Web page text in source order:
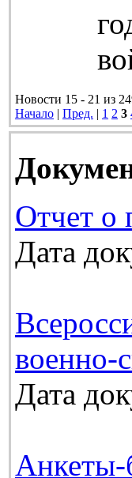
Новости 15 - 21 из
Начало | Пред. | 1 2 3
Отчет о
Дата
военно-
Дата
Анкеты-